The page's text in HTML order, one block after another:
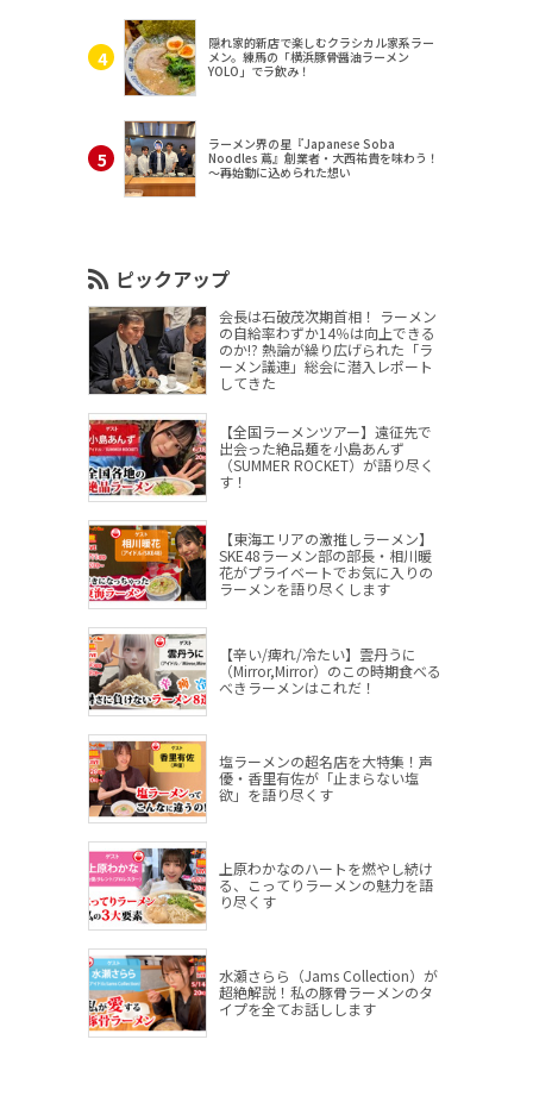
隠れ家的新店で楽しむクラシカル家系ラー
メン。練馬の「横浜豚骨醤油ラーメン
YOLO」でラ飲み！
ラーメン界の星『Japanese Soba
Noodles 蔦』創業者・大西祐貴を味わう！
～再始動に込められた想い
ピックアップ
会長は石破茂次期首相！ ラーメン
の自給率わずか14％は向上できる
のか!? 熱論が繰り広げられた「ラ
ーメン議連」総会に潜入レポート
してきた
【全国ラーメンツアー】遠征先で
出会った絶品麺を小島あんず
（SUMMER ROCKET）が語り尽く
す！
【東海エリアの激推しラーメン】
SKE48ラーメン部の部長・相川暖
花がプライベートでお気に入りの
ラーメンを語り尽くします
【辛い/痺れ/冷たい】雲丹うに
（Mirror,Mirror）のこの時期食べる
べきラーメンはこれだ！
塩ラーメンの超名店を大特集！声
優・香里有佐が「止まらない塩
欲」を語り尽くす
上原わかなのハートを燃やし続け
る、こってりラーメンの魅力を語
り尽くす
水瀬さらら（Jams Collection）が
超絶解説！私の豚骨ラーメンのタ
イプを全てお話しします